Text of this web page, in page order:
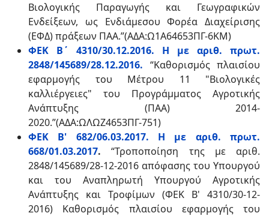
Βιολογικής Παραγωγής και Γεωγραφικών
Ενδείξεων, ως Ενδιάμεσου Φορέα Διαχείρισης
(ΕΦΔ) πράξεων ΠΑΑ.”(ΑΔΑ:Ω1Α64653ΠΓ-6ΚΜ)
ΦΕΚ Β΄ 4310/30.12.2016. Η με αριθ. πρωτ.
2848/145689/28.12.2016. “Καθορισμός πλαισίου
εφαρμογής του Μέτρου 11 "Βιολογικές
καλλιέργειες" του Προγράμματος Αγροτικής
Ανάπτυξης (ΠΑΑ) 2014-
2020.”(ΑΔΑ:ΩΛΩΖ4653ΠΓ-751)
ΦΕΚ Β' 682/06.03.2017. Η με αριθ. πρωτ.
668/01.03.2017. “Τροποποίηση της με αριθ.
2848/145689/28-12-2016 απόφασης του Υπουργού
και του Αναπληρωτή Υπουργού Αγροτικής
Ανάπτυξης και Τροφίμων (ΦΕΚ Β' 4310/30-12-
2016) Καθορισμός πλαισίου εφαρμογής του